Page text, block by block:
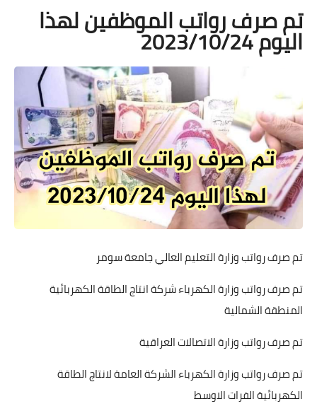
تم صرف رواتب الموظفين لهذا
اليوم 2023/10/24
تم صرف رواتب وزارة التعليم العالي جامعة سومر
تم صرف رواتب وزارة الكهرباء شركة انتاج الطاقة الكهربائية
المنطقة الشمالية
تم صرف رواتب وزارة الاتصالات العراقية
تم صرف رواتب وزارة الكهرباء الشركة العامة لانتاج الطاقة
الكهربائية الفرات الاوسط